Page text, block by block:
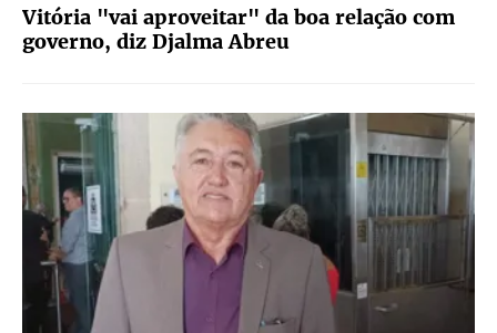
Vitória "vai aproveitar" da boa relação com
governo, diz Djalma Abreu